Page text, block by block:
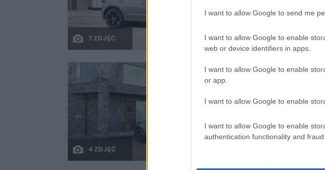
I want to allow Google to send me
I want to allow Google to enable
web or device identifiers in apps.
I want to allow Google to enable
or app.
I want to allow Google to enable
I want to allow Google to enable
authentication functionality and
7 ZDJĘĆ
4 ZDJĘĆ
Jaguar i Land
lodzie. XJ nie
priorytet
Piotr Zajt 15.02.2021